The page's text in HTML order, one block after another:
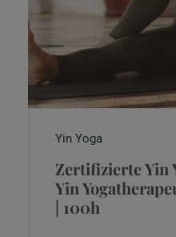
Yin Yoga
Zertifizierte Yin
Yin
| 100h